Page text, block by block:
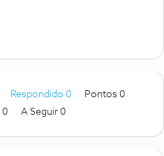
Respondido 0
Pontos 0
0 A Seguir 0